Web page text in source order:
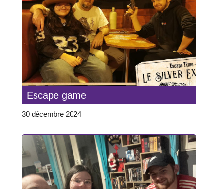
Escape game
30 décembre 2024